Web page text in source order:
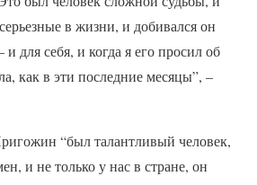
в жизни, и добивался он
для себя, и когда я его просил об
как в эти последние месяцы”, –
“был талантливый человек,
и не только у нас в стране, он